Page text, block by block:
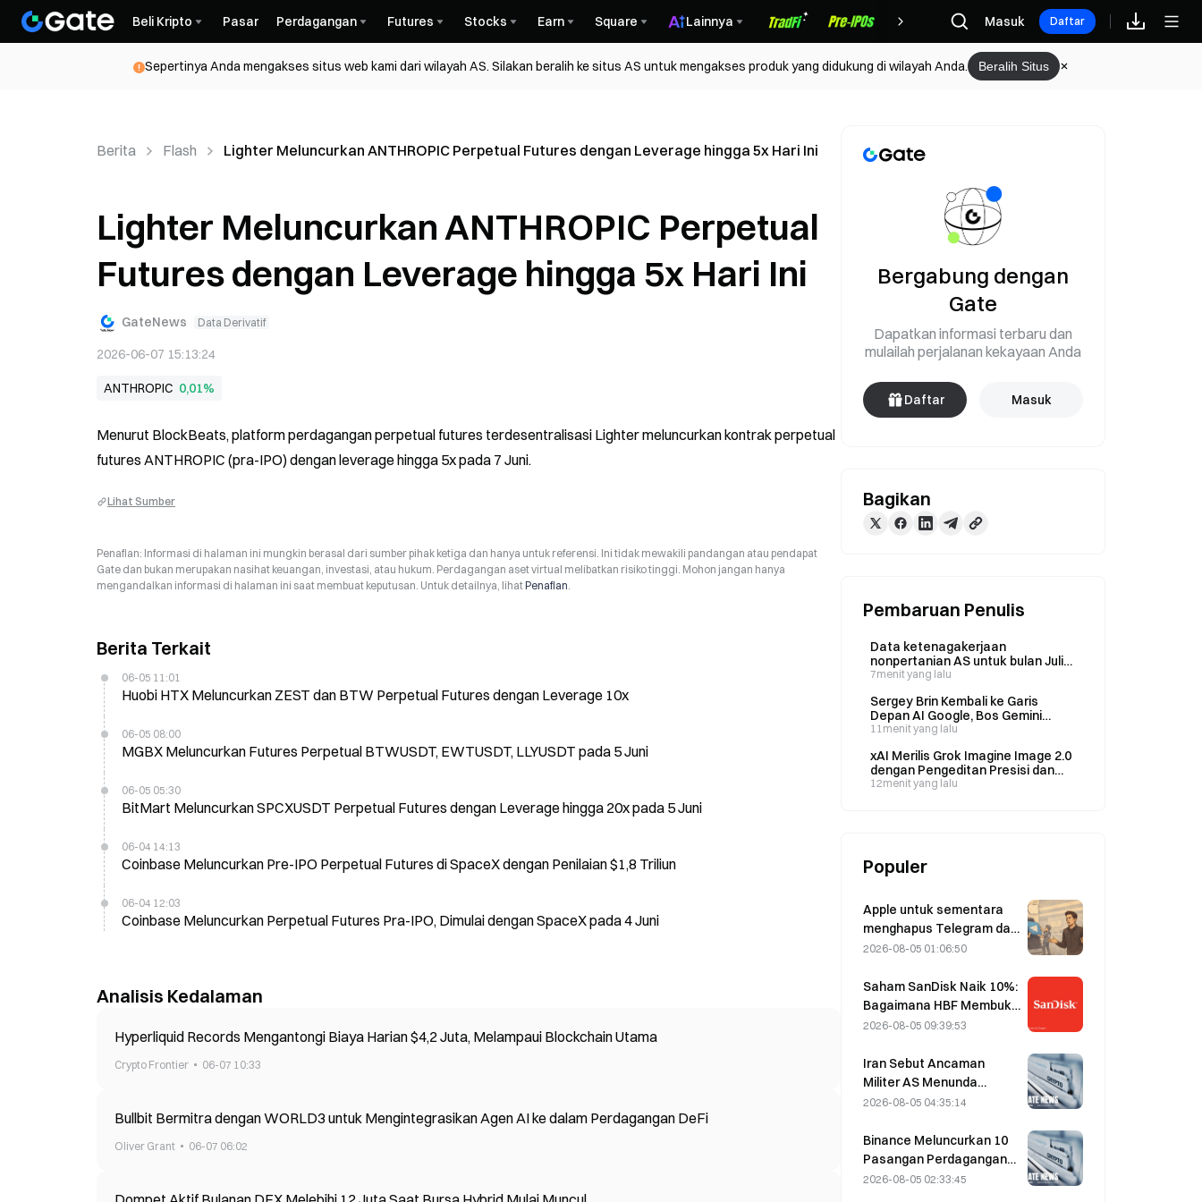
Beli Kripto Pasar Perdagangan Futures Stocks Earn Square Lainnya HadiahMasuk Daftar
Sepertinya Anda mengakses situs web kami dari wilayah AS. Silakan beralih ke situs AS untuk mengakses produk yang didukung di wilayah Anda. Beralih Situs
Berita Flash Lighter Meluncurkan ANTHROPIC Perpetual Futures dengan Leverage hingga 5x Hari Ini
Lighter Meluncurkan ANTHROPIC Perpetual
Futures dengan Leverage hingga 5x Hari Ini
GateNews Data Derivatif
2026-06-07 15:13:24
ANTHROPIC 0,01%
Menurut BlockBeats, platform perdagangan perpetual futures terdesentralisasi Lighter meluncurkan kontrak perpetual
futures ANTHROPIC (pra-IPO) dengan leverage hingga 5x pada 7 Juni.
Lihat Sumber
Penafian: Informasi di halaman ini mungkin berasal dari sumber pihak ketiga dan hanya untuk referensi. Ini tidak mewakili pandangan atau pendapat
Gate dan bukan merupakan nasihat keuangan, investasi, atau hukum. Perdagangan aset virtual melibatkan risiko tinggi. Mohon jangan hanya
mengandalkan informasi di halaman ini saat membuat keputusan. Untuk detailnya, lihatPenafian.
Berita Terkait
06-05 11:01
Huobi HTX Meluncurkan ZEST dan BTW Perpetual Futures dengan Leverage 10x
06-05 08:00
MGBX Meluncurkan Futures Perpetual BTWUSDT, EWTUSDT, LLYUSDT pada 5 Juni
06-05 05:30
BitMart Meluncurkan SPCXUSDT Perpetual Futures dengan Leverage hingga 20x pada 5 Juni
06-04 14:13
Coinbase Meluncurkan Pre-IPO Perpetual Futures di SpaceX dengan Penilaian $1,8 Triliun
06-04 12:03
Coinbase Meluncurkan Perpetual Futures Pra-IPO, Dimulai dengan SpaceX pada 4 Juni
Analisis Kedalaman
Hyperliquid Records Mengantongi Biaya Harian $4,2 Juta, Melampaui Blockchain Utama
Crypto Frontier 06-07 10:33
Bullbit Bermitra dengan WORLD3 untuk Mengintegrasikan Agen AI ke dalam Perdagangan DeFi
Oliver Grant 06-07 06:02
Bergabung dengan
Gate
Dapatkan informasi terbaru dan
mulailah perjalanan kekayaan Anda
Daftar Masuk
Bagikan
Pembaruan Penulis
Data ketenagakerjaan
nonpertanian AS untuk bulan Juli
meleset dari perkiraan, 23.000
yang diproyeksikan; peluang
kenaikan suku bunga pada
September turun menjadi 44%.
7menit yang lalu
Sergey Brin Kembali ke Garis
Depan AI Google, Bos Gemini
Pindah ke Sebelahnya
11menit yang lalu
xAI Merilis Grok Imagine Image 2.0
dengan Pengeditan Presisi dan
Dukungan Input hingga 5 Gambar
12menit yang lalu
Populer
Apple untuk sementara
menghapus Telegram dari
platformnya terkait
membantahnya dan
mengatakan bahwa
Telegram mengalami
2026-08-05 01:06:50
Saham SanDisk Naik 10%:
Bagaimana HBF Membuka
Siklus Baru Penyimpanan
Laporan Keuangan
Memvalidasi Logika
Pertumbuhan?
2026-08-05 09:39:53
Iran Sebut Ancaman
Militer AS Menunda
Kesepakatan Terkait
Oman pada 5 Agustus
2026-08-05 04:35:14
Binance Meluncurkan 10
Pasangan Perdagangan
bStocks Hari Ini Pukul
2026-08-05 02:33:45